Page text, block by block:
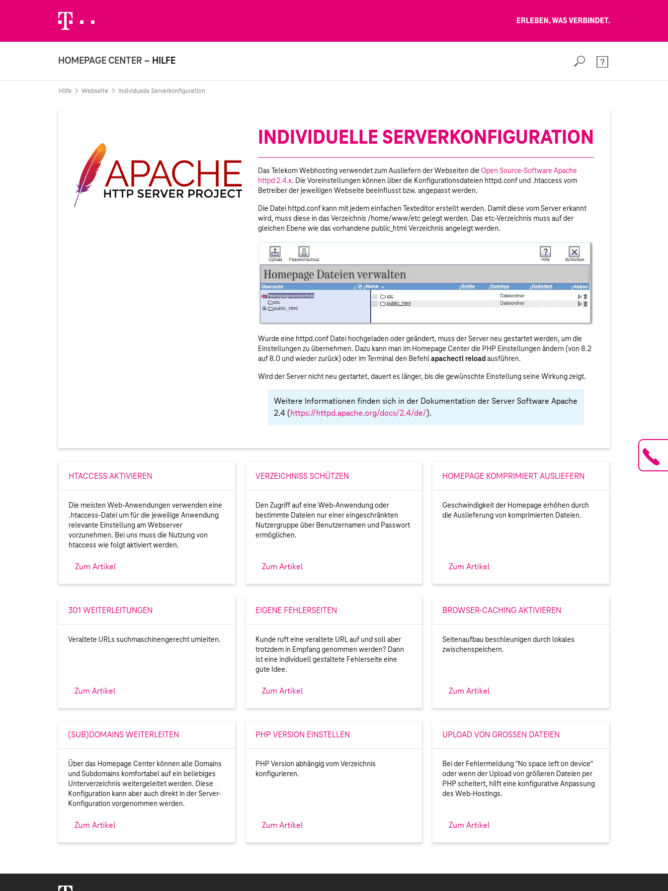
HOMEPAGE CENTER – HILFE Suche Kontakt & Hilfe
Hilfe Webseite Individuelle Serverkonfiguration
INDIVIDUELLE SERVERKONFIGURATION
Das Telekom Webhosting verwendet zum Ausliefern der Webseiten die Open Source-Software Apache
httpd 2.4.x. Die Voreinstellungen können über die Konfigurationsdateien httpd.conf und .htaccess vom
Betreiber der jeweiligen Webseite beeinflusst bzw. angepasst werden.
Die Datei httpd.conf kann mit jedem einfachen Texteditor erstellt werden. Damit diese vom Server erkannt
wird, muss diese in das Verzeichnis /home/www/etc gelegt werden. Das etc-Verzeichnis muss auf der
gleichen Ebene wie das vorhandene public_html Verzeichnis angelegt werden.
Wurde eine httpd.conf Datei hochgeladen oder geändert, muss der Server neu gestartet werden, um die
Einstellungen zu übernehmen. Dazu kann man im Homepage Center die PHP Einstellungen ändern (von 8.2
auf 8.0 und wieder zurück) oder im Terminal den Befehlapachectl reloadausführen.
Wird der Server nicht neu gestartet, dauert es länger, bis die gewünschte Einstellung seine Wirkung zeigt.
Weitere Informationen finden sich in der Dokumentation der Server Software Apache
2.4 (https://httpd.apache.org/docs/2.4/de/).
HTACCESS AKTIVIEREN
Die meisten Web-Anwendungen verwenden eine
.htaccess-Datei um für die jeweilige Anwendung
relevante Einstellung am Webserver
vorzunehmen. Bei uns muss die Nutzung von
htaccess wie folgt aktiviert werden.
Zum Artikel
VERZEICHNISS SCHÜTZEN
Den Zugriff auf eine Web-Anwendung oder
bestimmte Dateien nur einer eingeschränkten
Nutzergruppe über Benutzernamen und Passwort
ermöglichen.
Zum Artikel
HOMEPAGE KOMPRIMIERT AUSLIEFERN
Geschwindigkeit der Homepage erhöhen durch
die Auslieferung von komprimierten Dateien.
Zum Artikel
301 WEITERLEITUNGEN
Veraltete URLs suchmaschinengerecht umleiten.
Zum Artikel
EIGENE FEHLERSEITEN
Kunde ruft eine veraltete URL auf und soll aber
trotzdem in Empfang genommen werden? Dann
ist eine individuell gestaltete Fehlerseite eine
gute Idee.
Zum Artikel
BROWSER-CACHING AKTIVIEREN
Seitenaufbau beschleunigen durch lokales
zwischenspeichern.
Zum Artikel
(SUB)DOMAINS WEITERLEITEN
Über das Homepage Center können alle Domains
und Subdomains komfortabel auf ein beliebiges
Unterverzeichnis weitergeleitet werden. Diese
Konfiguration kann aber auch direkt in der Server-
Konfiguration vorgenommen werden.
Zum Artikel
PHP VERSION EINSTELLEN
PHP Version abhängig vom Verzeichnis
konfigurieren.
Zum Artikel
UPLOAD VON GROSSEN DATEIEN
Bei der Fehlermeldung "No space left on device"
oder wenn der Upload von größeren Dateien per
PHP scheitert, hilft eine konfigurative Anpassung
des Web-Hostings.
Zum Artikel